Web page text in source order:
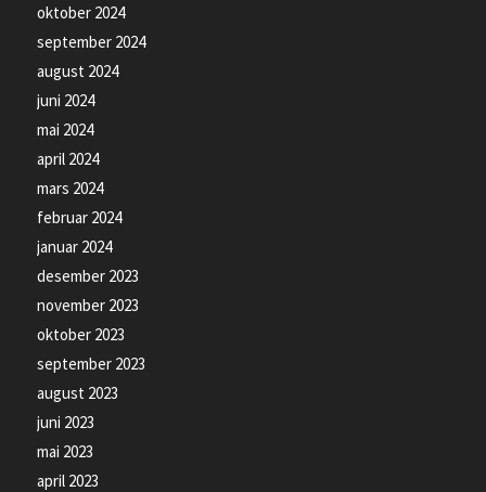
oktober 2024
september 2024
august 2024
juni 2024
mai 2024
april 2024
mars 2024
februar 2024
januar 2024
desember 2023
november 2023
oktober 2023
september 2023
august 2023
juni 2023
mai 2023
april 2023